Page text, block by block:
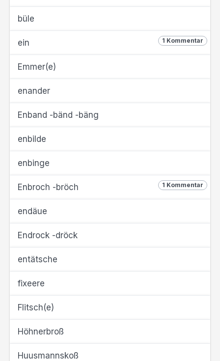
büle
1 Kommentar
ein
Emmer(e)
enander
Enband -bänd -bäng
enbilde
enbinge
1 Kommentar
Enbroch -bröch
endäue
Endrock -dröck
entätsche
fixeere
Flitsch(e)
Höhnerbroß
Huusmannskoß